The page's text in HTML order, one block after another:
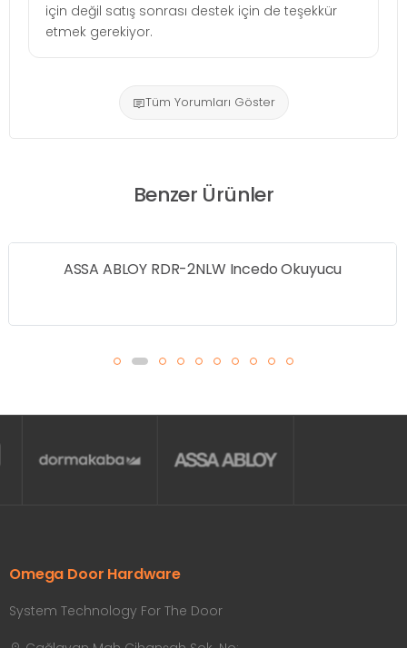
için değil satış sonrası destek için de teşekkür
etmek gerekiyor.
Tüm Yorumları Göster
Benzer Ürünler
ASSA ABLOY RDR-2NLW Incedo Okuyucu
Omega Door Hardware
System Technology For The Door